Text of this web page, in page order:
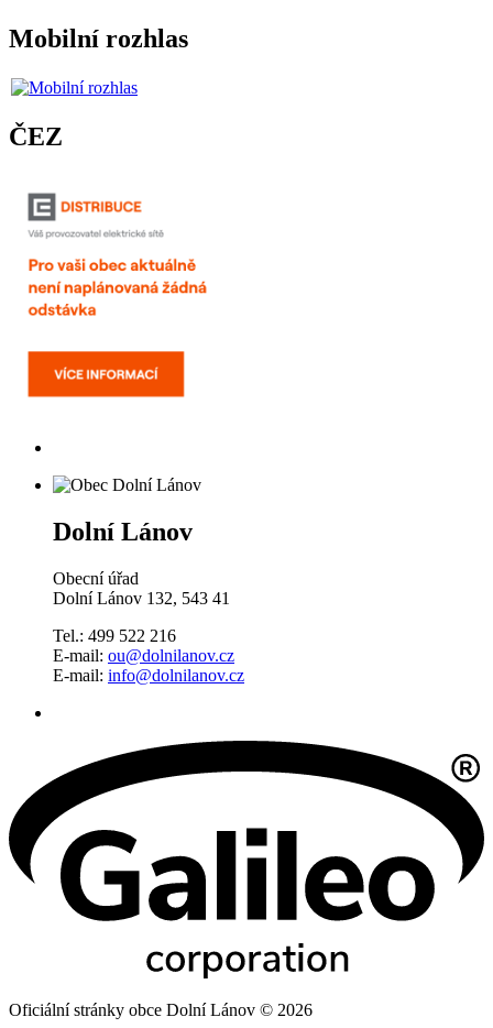
Mobilní rozhlas
ČEZ
Dolní Lánov
Obecní úřad
Dolní Lánov 132, 543 41
Tel.: 499 522 216
E-mail: ou@dolnilanov.cz
E-mail: info@dolnilanov.cz
Oficiální stránky obce Dolní Lánov © 2026